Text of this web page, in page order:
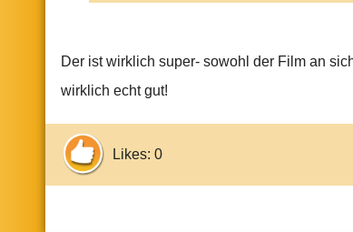
Der ist wirklich super- sowohl der Film an
wirklich echt gut!
Likes: 0